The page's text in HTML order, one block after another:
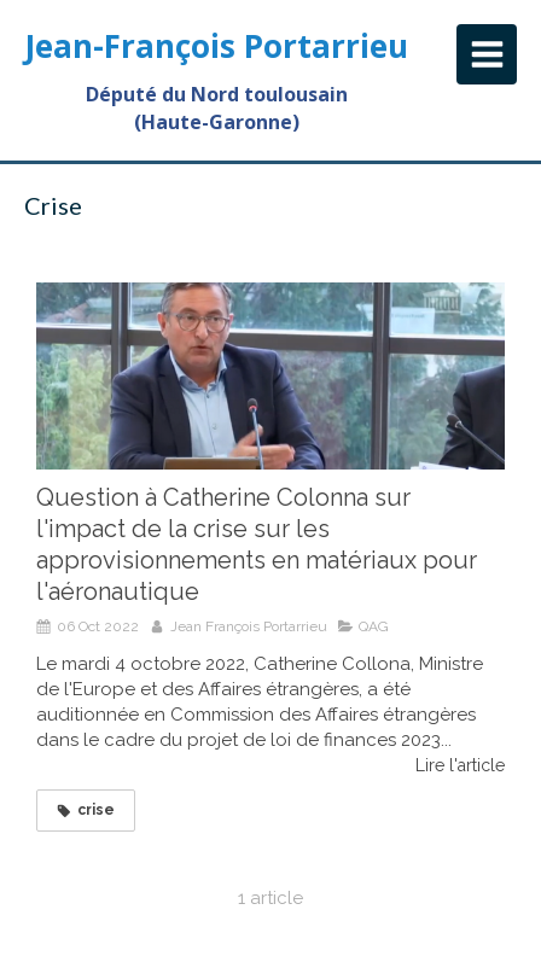
Jean-François Portarrieu
Député du Nord toulousain
(Haute-Garonne)
Crise
Question à Catherine Colonna sur
l'impact de la crise sur les
approvisionnements en matériaux pour
l'aéronautique
06 Oct 2022 Jean François Portarrieu QAG
Le mardi 4 octobre 2022, Catherine Collona, Ministre
de l'Europe et des Affaires étrangères, a été
auditionnée en Commission des Affaires étrangères
dans le cadre du projet de loi de finances 2023...
Lire l'article
crise
1 article